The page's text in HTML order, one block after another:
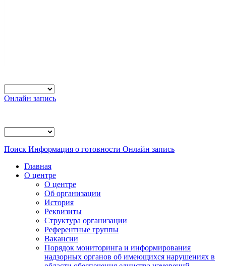
Онлайн запись
Поиск Информация о готовности Онлайн запись
Главная
О центре
О центре
Об организации
История
Реквизиты
Структура организации
Референтные группы
Вакансии
Порядок мониторинга и информирования
надзорных органов об имеющихся нарушениях в